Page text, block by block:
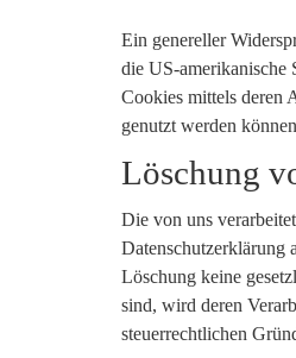
Ein genereller
die US-amerikanische
Cookies mittels deren
genutzt werden
Löschung
Die von uns
Datenschutzerklärung
Löschung keine
sind, wird deren
steuerrechtlichen